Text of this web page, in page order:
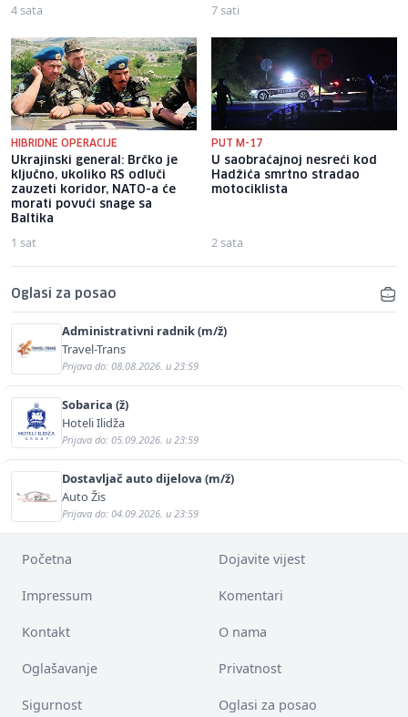
4 sata 7 sati
HIBRIDNE OPERACIJE
Ukrajinski general: Brčko je
ključno, ukoliko RS odluči
zauzeti koridor, NATO-a će
morati povući snage sa
Baltika
1 sat
PUT M-17
U saobraćajnoj nesreći kod
Hadžića smrtno stradao
motociklista
2 sata
Oglasi za posao
Administrativni radnik (m/ž)
Travel-Trans
Prijava do: 08.08.2026. u 23:59
Sobarica (ž)
Hoteli Ilidža
Prijava do: 05.09.2026. u 23:59
Dostavljač auto dijelova (m/ž)
Auto Žis
Prijava do: 04.09.2026. u 23:59
Početna Dojavite vijest
Impressum Komentari
Kontakt O nama
Oglašavanje Privatnost
Sigurnost Oglasi za posao